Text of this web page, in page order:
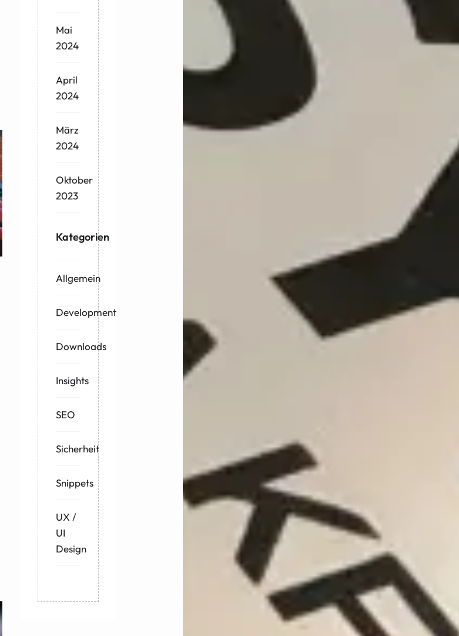
Mai
2024
April
2024
März
2024
Oktober
2023
Kategorien
Allgemein
Development
Downloads
Insights
SEO
Sicherheit
Snippets
UX /
UI
Design